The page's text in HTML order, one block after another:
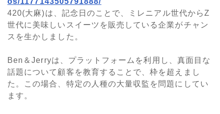
420(大麻)は、記念日のことで、ミレニアル世代からZ
世代に美味しいスイーツを販売している企業がチャン
スを生かしました。
Ben＆Jerryは、プラットフォームを利用し、真面目な
話題について顧客を教育することで、枠を超えまし
た。この場合、特定の人種の大量収監を問題にしてい
ます。